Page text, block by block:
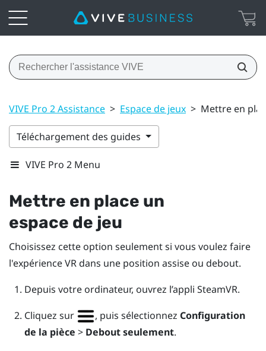
VIVE Pro 2 Assistance > Espace de jeux > Mettre en
Téléchargement des guides
VIVE Pro 2 Menu
Mettre en place un
espace de jeu
Choisissez cette option seulement si vous voulez faire
l'expérience VR dans une position assise ou debout.
Depuis votre ordinateur, ouvrez l’appli SteamVR.
Cliquez sur
, puis sélectionnez Configuration
de la pièce > Debout seulement.